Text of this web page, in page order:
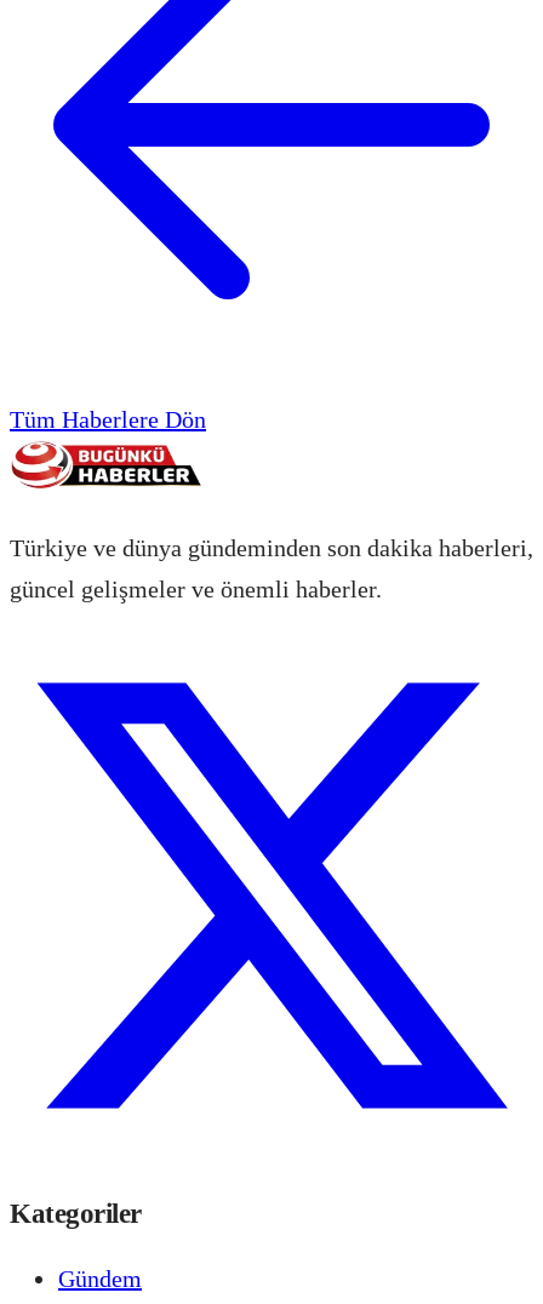
Tüm Haberlere Dön
Türkiye ve dünya gündeminden son dakika haberleri,
güncel gelişmeler ve önemli haberler.
Kategoriler
Gündem